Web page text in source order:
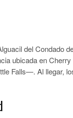
del Condado
ubicada en
Falls—. Al llegar,